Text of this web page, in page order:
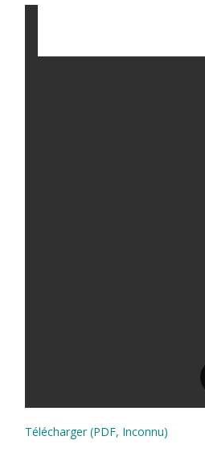
Télécharger (PDF, Inconnu)